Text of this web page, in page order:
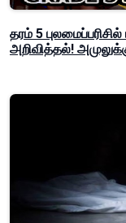
தரம் 5
அறிவித்தல்!